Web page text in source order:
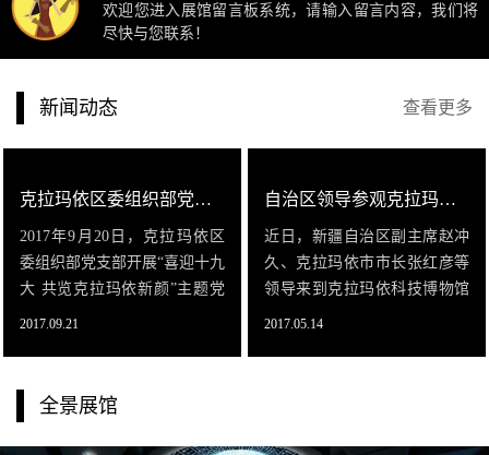
欢迎您进入展馆留言板系统，请输入留言内容，我们将
尽快与您联系！
查看更多
新闻动态
克拉玛依区委组织部党支部开展 “喜迎十九大 共览克拉玛依新颜” 主题党日活动
2017年9月20日，克拉玛依区
委组织部党支部开展“喜迎十九
大 共览克拉玛依新颜”主题党
育、智慧交通、智慧安全等6
个方面了解了克拉玛依信息化
建设情况。随后，前往克拉玛
2017.09.21
自治区领导参观克拉玛依城市规划馆数字沙盘
近日，新疆自治区副主席赵冲
久、克拉玛依市市长张红彦等
领导来到克拉玛依科技博物馆
依市少有的具有知识产权的科
2017.05.14
全景展馆